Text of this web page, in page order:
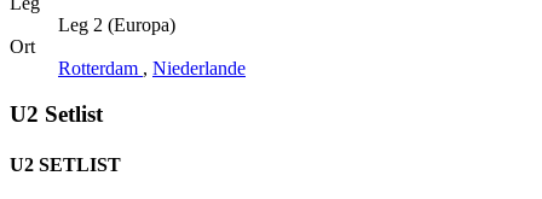
Leg 2 (Europa)
Ort
Rotterdam , Niederlande
U2 Setlist
U2 SETLIST